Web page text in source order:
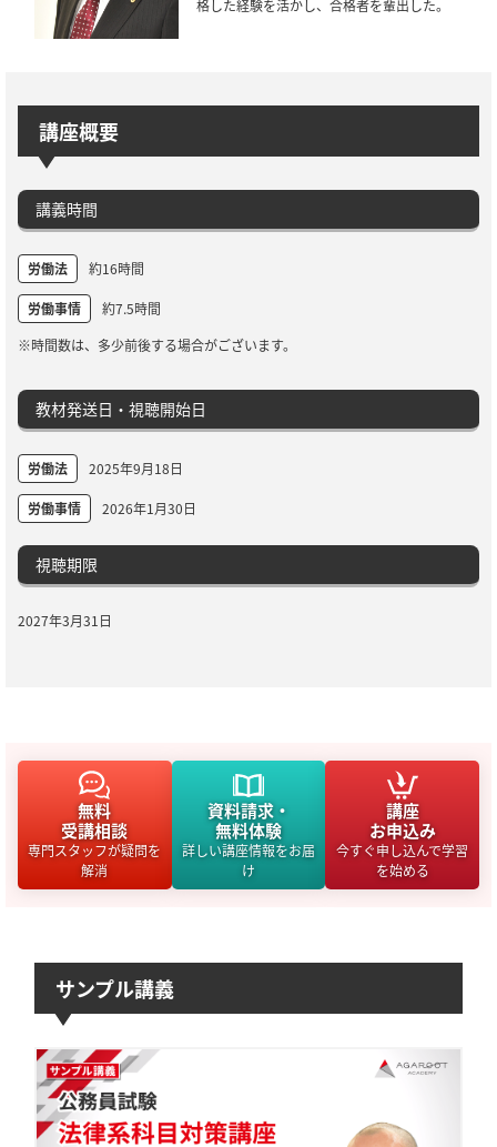
格した経験を活かし、合格者を輩出した。
講座概要
講義時間
労働法 約16時間
労働事情
約7.5時間
※時間数は、多少前後する場合がございます。
教材発送日・視聴開始日
労働法 2025年9月18日
労働事情 2026年1月30日
視聴期限
2027年3月31日
無料
受講相談
専門スタッフが疑問を
解消
資料請求・
無料体験
詳しい講座情報をお届
け
講座
お申込み
今すぐ申し込んで学習
を始める
サンプル講義